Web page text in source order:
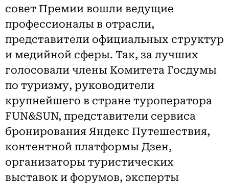
совет Премии вошли ведущие
профессионалы в отрасли,
представители официальных структур
и медийной сферы. Так, за лучших
голосовали члены Комитета Госдумы
по туризму, руководители
крупнейшего в стране туроператора
FUN&SUN, представители сервиса
бронирования Яндекс Путешествия,
контентной платформы Дзен,
организаторы туристических
выставок и форумов, эксперты